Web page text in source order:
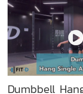
Dumbbell